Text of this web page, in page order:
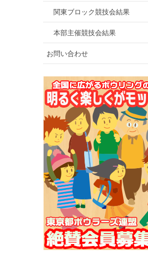
関東ブロック競技会結果
本部主催競技会結果
お問い合わせ